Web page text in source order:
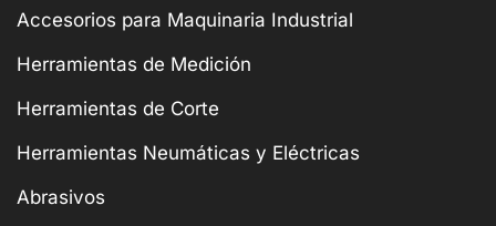
Accesorios para Maquinaria Industrial
Herramientas de Medición
Herramientas de Corte
Herramientas Neumáticas y Eléctricas
Abrasivos